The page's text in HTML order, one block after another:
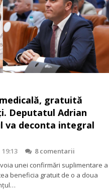
gratuită
Deputatul Adrian
va deconta integral
8 comentarii
unei confirmări suplimentare a
beneficia gratuit de o a doua